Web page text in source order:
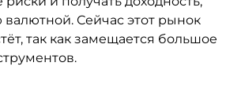
Сейчас этот рынок
так как замещается большое